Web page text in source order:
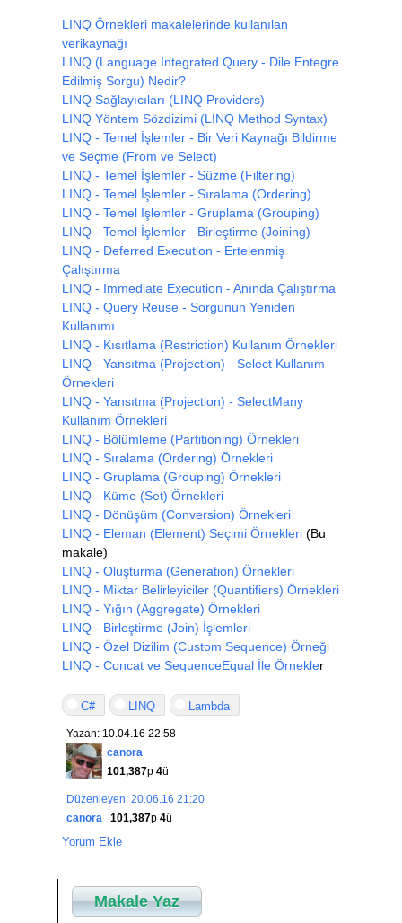
LINQ Örnekleri makalelerinde kullanılan
verikaynağı
LINQ (Language Integrated Query - Dile Entegre
Edilmiş Sorgu) Nedir?
LINQ Sağlayıcıları (LINQ Providers)
LINQ Yöntem Sözdizimi (LINQ Method Syntax)
LINQ - Temel İşlemler - Bir Veri Kaynağı Bildirme
ve Seçme (From ve Select)
LINQ - Temel İşlemler - Süzme (Filtering)
LINQ - Temel İşlemler - Sıralama (Ordering)
LINQ - Temel İşlemler - Gruplama (Grouping)
LINQ - Temel İşlemler - Birleştirme (Joining)
LINQ - Deferred Execution - Ertelenmiş
Çalıştırma
LINQ - Immediate Execution - Anında Çalıştırma
LINQ - Query Reuse - Sorgunun Yeniden
Kullanımı
LINQ - Kısıtlama (Restriction) Kullanım Örnekleri
LINQ - Yansıtma (Projection) - Select Kullanım
Örnekleri
LINQ - Yansıtma (Projection) - SelectMany
Kullanım Örnekleri
LINQ - Bölümleme (Partitioning) Örnekleri
LINQ - Sıralama (Ordering) Örnekleri
LINQ - Gruplama (Grouping) Örnekleri
LINQ - Küme (Set) Örnekleri
LINQ - Dönüşüm (Conversion) Örnekleri
LINQ - Eleman (Element) Seçimi Örnekleri (Bu
makale)
LINQ - Oluşturma (Generation) Örnekleri
LINQ - Miktar Belirleyiciler (Quantifiers) Örnekleri
LINQ - Yığın (Aggregate) Örnekleri
LINQ - Birleştirme (Join) İşlemleri
LINQ - Özel Dizilim (Custom Sequence) Örneği
LINQ - Concat ve SequenceEqual İle Örnekler
C# LINQ Lambda
Yazan: 10.04.16 22:58
canora
101,387p 4ü
Düzenleyen: 20.06.16 21:20
canora
101,387p 4ü
Yorum Ekle
Makale Yaz